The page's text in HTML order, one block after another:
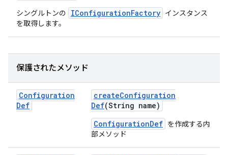
シングルトンの IConfigurationFactory インスタンス
を取得します。
保護されたメソッド
Configuration
Def
createConfiguration
Def(String name)
ConfigurationDef を作成する内
部メソッド